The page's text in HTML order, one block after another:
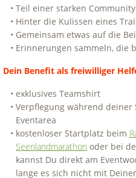
Teil einer starken
Hinter die Kulissen eines
Gemeinsam etwas auf die
Erinnerungen sammeln, die
Dein Benefit als freiwilliger
exklusives Teamshirt
Verpflegung während
Eventarea
kostenloser Startplatz beim
Seenlandmarathon oder bei
kannst Du direkt am
lange es sich nicht mit